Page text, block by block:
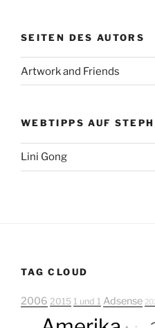
SEITEN DES AUTORS
Artwork and Friends
WEBTIPPS AUF
Lini Gong
TAG CLOUD
2006 2015 1 und 1 Adsense